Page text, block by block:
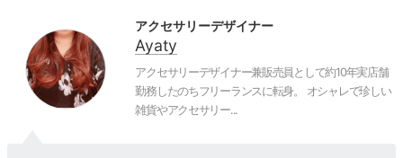
アクセサリーデザイナー
Ayaty
アクセサリーデザイナー兼販売員として約10年実店舗
勤務したのちフリーランスに転身。 オシャレで珍しい
雑貨やアクセサリー...